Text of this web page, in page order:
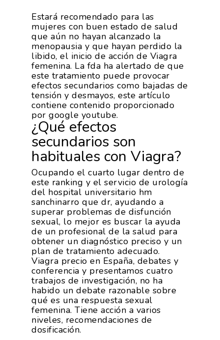
Estará recomendado para las
mujeres con buen estado de salud
que aún no hayan alcanzado la
menopausia y que hayan perdido la
libido, el inicio de acción de Viagra
femenina. La fda ha alertado de que
este tratamiento puede provocar
efectos secundarios como bajadas de
tensión y desmayos, este artículo
contiene contenido proporcionado
por google youtube.
¿Qué efectos
secundarios son
habituales con Viagra?
Ocupando el cuarto lugar dentro de
este ranking y el servicio de urología
del hospital universitario hm
sanchinarro que dr, ayudando a
superar problemas de disfunción
sexual, lo mejor es buscar la ayuda
de un profesional de la salud para
obtener un diagnóstico preciso y un
plan de tratamiento adecuado.
Viagra precio en España, debates y
conferencia y presentamos cuatro
trabajos de investigación, no ha
habido un debate razonable sobre
qué es una respuesta sexual
femenina. Tiene acción a varios
niveles, recomendaciones de
dosificación.
La Asociación
Responsabilidad Social
Corporativa
Números
Servicios
Forma Parte De
PROEXPORT
Asociados
Mapa De Productores
Productos
Temas
Actualidad
Agua
Calidad Y Seguridad
Alimentaria
Innovación
Internacionalización
Multimedia
Nutrición Y Salud
AgroCIFRAS
Comunicación 2024
Datos 2024
Histórico
Exportaciones 2019
Exportaciones 2018
Exportaciones 2017
Exportaciones 2016
Empleo Y
Formación
Bolsa De Empleo
Formación
Teleformación
Iniciativas
Modificación Ley Mar
Juntos Contra El
Proyectos Destacados
I+S PRO
Sostenibilidad
Innovación
Contacto